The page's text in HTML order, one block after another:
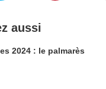
aussi
2024 : le palmarès